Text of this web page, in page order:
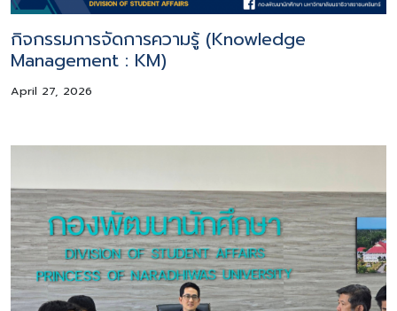
กิจกรรมการจัดการความรู้ (Knowledge
Management : KM)
April 27, 2026